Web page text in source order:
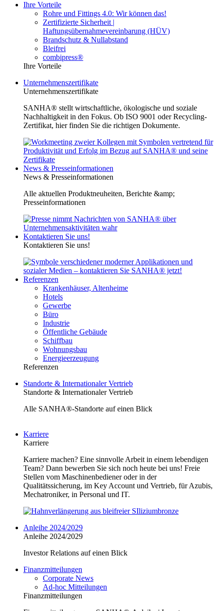
Ihre Vorteile
Rohre und Fittings 4.0: Wir können das!
Zertifizierte Sicherheit |
Haftungsübernahmevereinbarung (HÜV)
Brandschutz & Nullabstand
Bleifrei
combipress®
Ihre Vorteile
Unternehmenszertifikate
Unternehmenszertifikate
SANHA® stellt wirtschaftliche, ökologische und soziale
Nachhaltigkeit in den Fokus. Ob ISO 9001 oder Recycling-
Zertifikat, hier finden Sie die richtigen Dokumente.
News & Presseinformationen
News & Presseinformationen
Alle aktuellen Produktneuheiten, Berichte &amp;
Presseinformationen
Kontaktieren Sie uns!
Kontaktieren Sie uns!
Referenzen
Krankenhäuser, Altenheime
Hotels
Gewerbe
Büro
Industrie
Öffentliche Gebäude
Schiffbau
Wohnungsbau
Energieerzeugung
Referenzen
Standorte & Internationaler Vertrieb
Standorte & Internationaler Vertrieb
Alle SANHA®-Standorte auf einen Blick
Karriere
Karriere
Karriere machen? Eine sinnvolle Arbeit in einem lebendigen
Team? Dann bewerben Sie sich noch heute bei uns! Freie
Stellen vom Maschinenbediener oder in der
Qualitätssicherung, im Key Account und Vertrieb, für Azubis,
Mechatroniker, in Personal und IT.
Anleihe 2024/2029
Anleihe 2024/2029
Investor Relations auf einen Blick
Finanzmitteilungen
Corporate News
Ad-hoc Mitteilungen
Finanzmitteilungen